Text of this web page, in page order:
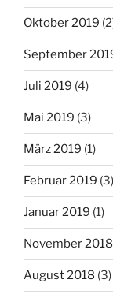
Oktober 2019
September
Juli 2019 (4)
Mai 2019 (3)
März 2019 (1)
Februar 2019 (3)
Januar 2019 (1)
November 2018
August 2018 (3)